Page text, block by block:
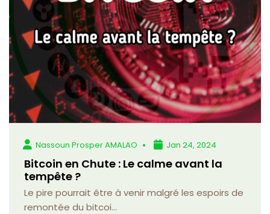
Nassoun Prosper AMALAO Jan 24, 2024
Bitcoin en Chute : Le calme avant la
tempête ?
Le pire pourrait être à venir malgré les espoirs de
remontée du bitcoi...